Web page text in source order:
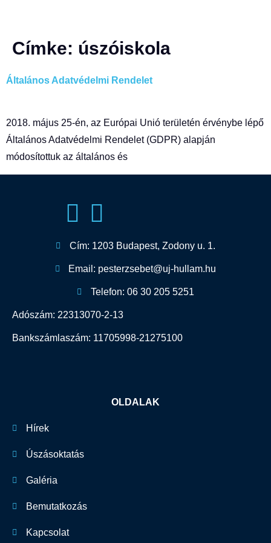
Címke: úszóiskola
Általános Adatvédelmi Rendelet
2018. május 25-én, az Európai Unió területén érvénybe lépő
Általános Adatvédelmi Rendelet (GDPR) alapján
módosítottuk az általános és
Cím: 1203 Budapest, Zodony u. 1.
Email: pesterzsebet@uj-hullam.hu
Telefon: 06 30 205 5251
Adószám: 22313070-2-13
Bankszámlaszám: 11705998-21275100
OLDALAK
Hírek
Úszásoktatás
Galéria
Bemutatkozás
Kapcsolat